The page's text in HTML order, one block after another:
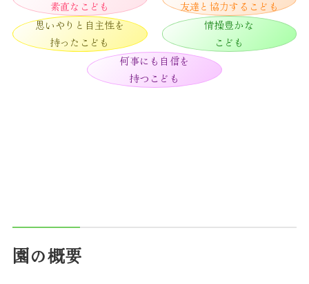
素直なこども
友達と協力するこども
思いやりと自主性を
持ったこども
情操豊かな
こども
何事にも自信を
持つこども
園の概要